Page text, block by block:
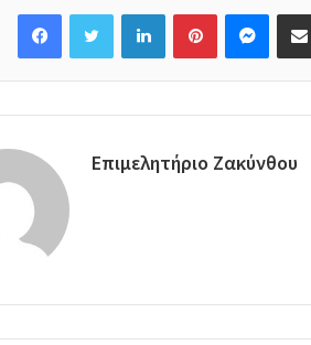
Επιμελητήριο Ζακύνθου